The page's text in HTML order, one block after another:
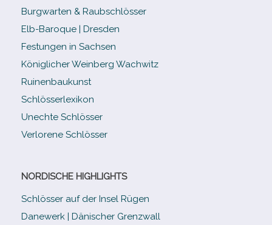
Burgwarten & Raubschlösser
Elb-​Baroque | Dresden
Festungen in Sachsen
Königlicher Weinberg Wachwitz
Ruinenbaukunst
Schlösserlexikon
Unechte Schlösser
Verlorene Schlösser
NORDISCHE HIGHLIGHTS
Schlösser auf der Insel Rügen
Danewerk | Dänischer Grenzwall